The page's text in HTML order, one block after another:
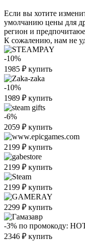
Если вы хотите
умолчанию цены для
регион и
К сожалению, нам не
-10%
1985 ₽ купить
-10%
1989 ₽ купить
-6%
2059 ₽ купить
2199 ₽ купить
2199 ₽ купить
2199 ₽ купить
2299 ₽ купить
-3% по промокоду:
2346 ₽ купить